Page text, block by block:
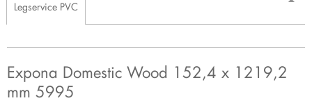
Legservice PVC
Expona Domestic Wood 152,4 x 1219,2
mm 5995